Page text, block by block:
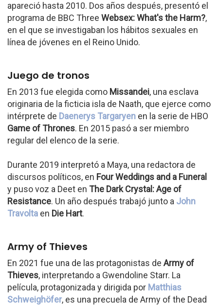
apareció hasta 2010. Dos años después, presentó el
programa de BBC Three Websex: What's the Harm?,
en el que se investigaban los hábitos sexuales en
línea de jóvenes en el Reino Unido.
Juego de tronos
En 2013 fue elegida como Missandei, una esclava
originaria de la ficticia isla de Naath, que ejerce como
intérprete de Daenerys Targaryen en la serie de HBO
Game of Thrones. En 2015 pasó a ser miembro
regular del elenco de la serie.
Durante 2019 interpretó a Maya, una redactora de
discursos políticos, en Four Weddings and a Funeral
y puso voz a Deet en The Dark Crystal: Age of
Resistance. Un año después trabajó junto a John
Travolta en Die Hart.
Army of Thieves
En 2021 fue una de las protagonistas de Army of
Thieves, interpretando a Gwendoline Starr. La
película, protagonizada y dirigida por Matthias
Schweighöfer, es una precuela de Army of the Dead